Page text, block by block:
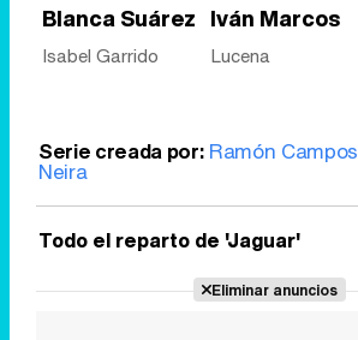
Blanca Suárez
Isabel Garrido
Iván Marcos
Lucena
Serie creada por: Ramón Campos
Neira
Todo el reparto de 'Jaguar'
Eliminar anuncios